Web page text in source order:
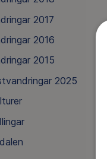
2017
2016
2015
2025